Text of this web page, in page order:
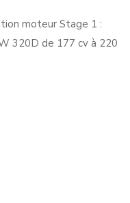
moteur Stage 1 :
320D de 177 cv à 220